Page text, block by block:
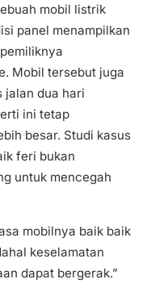
mobil listrik
panel menampilkan
Mobil tersebut juga
jalan dua hari
ini tetap
besar. Studi kasus
feri bukan
untuk mencegah
mobilnya baik baik
keselamatan
dapat bergerak.”